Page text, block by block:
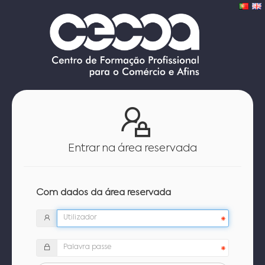
Entrar na área reservada
Com dados da área reservada